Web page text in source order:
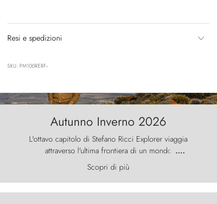
Resi e spedizioni
SKU: PM100RERF--
Autunno Inverno 2026
L'ottavo capitolo di Stefano Ricci Explorer viaggia
attraverso l'ultima frontiera di un mondo
primordiale, dove il vento scolpisce la natura con
furia ancestrale e le Torres del Paine sfidano il
cielo come sentinelle di pietra.
....
Scopri di più